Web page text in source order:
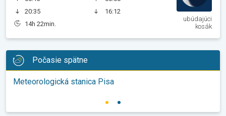
20:35
14h 22min.
16:12
ubúdajúci
kosák
Počasie spätne
Meteorologická stanica Pisa